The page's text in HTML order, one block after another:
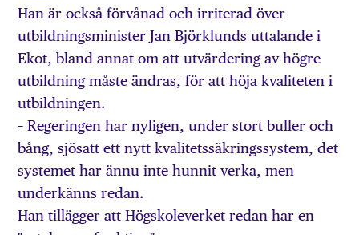
Han är också förvånad och irriterad över
utbildningsminister Jan Björklunds uttalande i
Ekot, bland annat om att utvärdering av högre
utbildning måste ändras, för att höja kvaliteten i
utbildningen.
– Regeringen har nyligen, under stort buller och
bång, sjösatt ett nytt kvalitetssäkringssystem, det
systemet har ännu inte hunnit verka, men
underkänns redan.
Han tillägger att Högskoleverket redan har en